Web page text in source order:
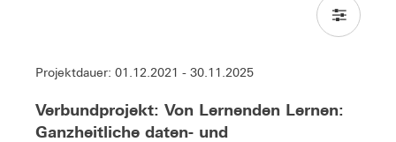
Projektdauer: 01.12.2021 - 30.11.2025
Verbundprojekt: Von Lernenden Lernen:
Ganzheitliche daten- und